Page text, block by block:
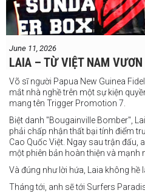
June 11, 2026
LAIA – TỪ VIỆT NAM VƯƠN
Võ sĩ người Papua New Guinea
mắt nhà nghề trên một sự kiện
mang tên Trigger Promotion 7.
Biệt danh "Bougainville Bomber",
phải chấp nhận thất bại tính điểm
Cao Quốc Việt. Ngay sau trận đấu,
một phiên bản hoàn thiện và mạnh
Và đúng như lời hứa, Laia không hề
Tháng tới, anh sẽ tới Surfers